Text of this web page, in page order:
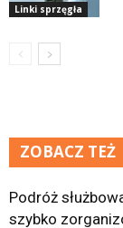
Linki sprzęgła
ZOBACZ TEŻ
Podróż
szybko